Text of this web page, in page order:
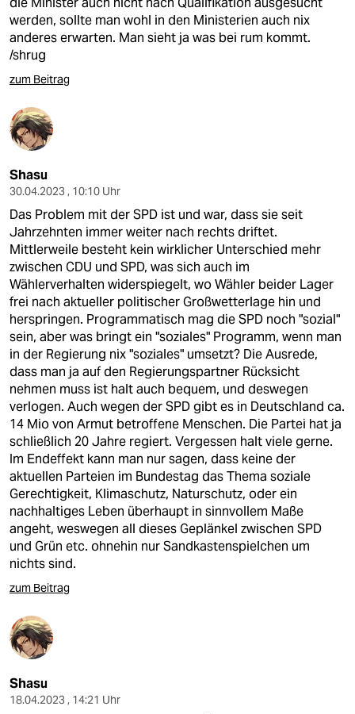
werden, sollte man wohl in den Ministerien auch nix
anderes erwarten. Man sieht ja was bei rum kommt.
/shrug
zum Beitrag
Shasu
30.04.2023 , 10:10 Uhr
Das Problem mit der SPD ist und war, dass sie seit
Jahrzehnten immer weiter nach rechts driftet.
Mittlerweile besteht kein wirklicher Unterschied mehr
zwischen CDU und SPD, was sich auch im
Wählerverhalten widerspiegelt, wo Wähler beider Lager
frei nach aktueller politischer Großwetterlage hin und
herspringen. Programmatisch mag die SPD noch "sozial"
sein, aber was bringt ein "soziales" Programm, wenn man
in der Regierung nix "soziales" umsetzt? Die Ausrede,
dass man ja auf den Regierungspartner Rücksicht
nehmen muss ist halt auch bequem, und deswegen
verlogen. Auch wegen der SPD gibt es in Deutschland ca.
14 Mio von Armut betroffene Menschen. Die Partei hat ja
schließlich 20 Jahre regiert. Vergessen halt viele gerne.
Im Endeffekt kann man nur sagen, dass keine der
aktuellen Parteien im Bundestag das Thema soziale
Gerechtigkeit, Klimaschutz, Naturschutz, oder ein
nachhaltiges Leben überhaupt in sinnvollem Maße
angeht, weswegen all dieses Geplänkel zwischen SPD
und Grün etc. ohnehin nur Sandkastenspielchen um
nichts sind.
zum Beitrag
Shasu
18.04.2023 , 14:21 Uhr